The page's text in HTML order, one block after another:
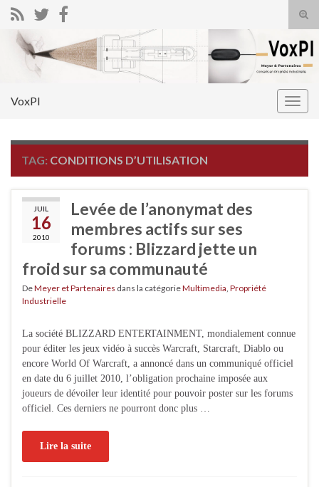
Search for:
VoxPI
TAG: CONDITIONS D’UTILISATION
JUIL
16
2010
Levée de l’anonymat des
membres actifs sur ses
forums : Blizzard jette un
froid sur sa communauté
DeMeyer et Partenaires dans la catégorieMultimedia Propriété
Industrielle
La société BLIZZARD ENTERTAINMENT, mondialement connue
pour éditer les jeux vidéo à succès Warcraft, Starcraft, Diablo ou
encore World Of Warcraft, a annoncé dans un communiqué officiel
en date du 6 juillet 2010, l’obligation prochaine imposée aux
joueurs de dévoiler leur identité pour pouvoir poster sur les forums
officiel. Ces derniers ne pourront donc plus …
Lire la suite